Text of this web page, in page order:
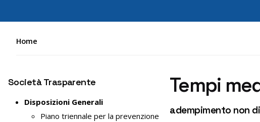
Home
Società Trasparente
Disposizioni Generali
Piano triennale per la prevenzione
Tempi
adempimento non